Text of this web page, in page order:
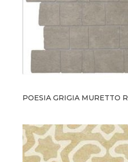
POESIA GRIGIA MURETTO R